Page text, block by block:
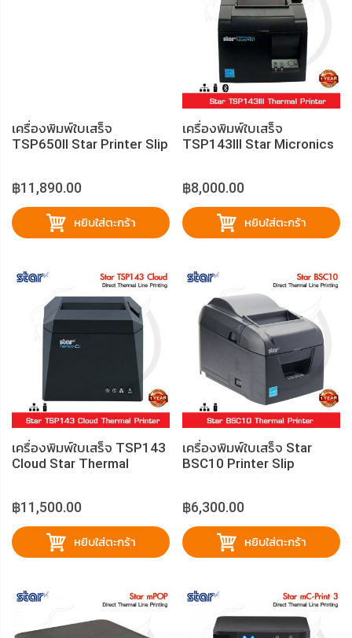
เครื่องพิมพ์ใบเสร็จ
TSP650II Star Printer Slip
฿11,890.00
หยิบใส่ตะกร้า
เครื่องพิมพ์ใบเสร็จ
TSP143III Star Micronics
฿8,000.00
หยิบใส่ตะกร้า
เครื่องพิมพ์ใบเสร็จ TSP143
Cloud Star Thermal
฿11,500.00
หยิบใส่ตะกร้า
เครื่องพิมพ์ใบเสร็จ Star
BSC10 Printer Slip
฿6,300.00
หยิบใส่ตะกร้า